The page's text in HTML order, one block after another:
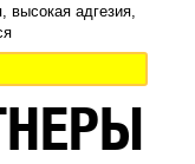
высокая адгезия,